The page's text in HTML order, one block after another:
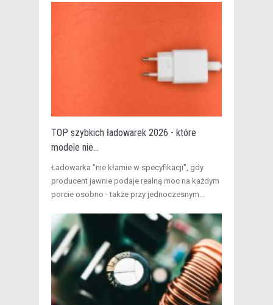
TOP szybkich ładowarek 2026 - które
modele nie...
​Ładowarka "nie kłamie w specyfikacji", gdy
producent jawnie podaje realną moc na każdym
porcie osobno - także przy jednoczesnym...